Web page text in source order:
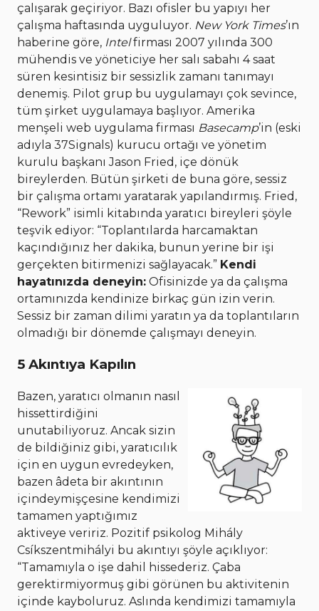
çalışarak geçiriyor. Bazı ofisler bu yapıyı her
çalışma haftasında uyguluyor. New York Times’ın
haberine göre, Intelfirması 2007 yılında 300
mühendis ve yöneticiye her salı sabahı 4 saat
süren kesintisiz bir sessizlik zamanı tanımayı
denemiş. Pilot grup bu uygulamayı çok sevince,
tüm şirket uygulamaya başlıyor. Amerika
menşeli web uygulama firması Basecamp’in (eski
adıyla 37Signals) kurucu ortağı ve yönetim
kurulu başkanı Jason Fried, içe dönük
bireylerden. Bütün şirketi de buna göre, sessiz
bir çalışma ortamı yaratarak yapılandırmış. Fried,
“Rework” isimli kitabında yaratıcı bireyleri şöyle
teşvik ediyor: “Toplantılarda harcamaktan
kaçındığınız her dakika, bunun yerine bir işi
gerçekten bitirmenizi sağlayacak.” Kendi
hayatınızda deneyin: Ofisinizde ya da çalışma
ortamınızda kendinize birkaç gün izin verin.
Sessiz bir zaman dilimi yaratın ya da toplantıların
olmadığı bir dönemde çalışmayı deneyin.
5 Akıntıya Kapılın
Bazen, yaratıcı olmanın nasıl
hissettirdiğini
unutabiliyoruz. Ancak sizin
de bildiğiniz gibi, yaratıcılık
için en uygun evredeyken,
bazen âdeta bir akıntının
içindeymişçesine kendimizi
tamamen yaptığımız
aktiveye veririz. Pozitif psikolog Mihály
Csíkszentmihályi bu akıntıyı şöyle açıklıyor:
“Tamamıyla o işe dahil hissederiz. Çaba
gerektirmiyormuş gibi görünen bu aktivitenin
içinde kayboluruz. Aslında kendimizi tamamıyla